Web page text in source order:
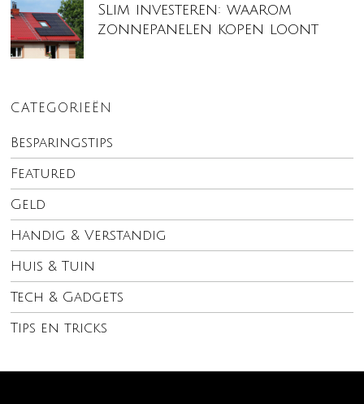
Slim investeren: waarom
zonnepanelen kopen loont
CATEGORIEËN
Besparingstips
Featured
Geld
Handig & Verstandig
Huis & Tuin
Tech & Gadgets
Tips en tricks